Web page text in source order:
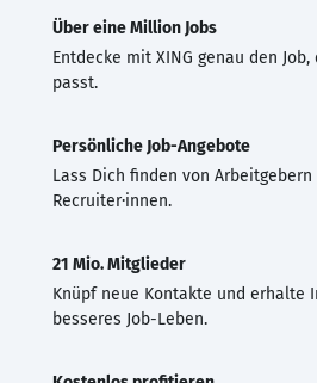
Über eine Million Jobs
Entdecke mit XING genau den
passt.
Persönliche Job-Angebote
Lass Dich finden von
Recruiter·innen.
21 Mio. Mitglieder
Knüpf neue Kontakte und erhalte
besseres Job-Leben.